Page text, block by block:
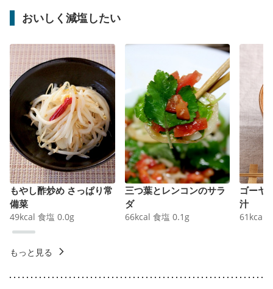
おいしく減塩したい
もやし酢炒め さっぱり常
備菜
49kcal 食塩 0.0g
三つ葉とレンコンのサラ
ダ
66kcal 食塩 0.1 g
ゴーヤ
汁
61 kcal
もっと見る